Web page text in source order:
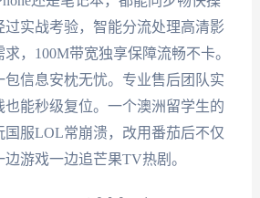
实战考验，智能分流处理高清影
，100M带宽独享保障流畅不卡。
信息安枕无忧。专业售后团队实
也能秒级复位。一个澳洲留学生的
国服LOL常崩溃，改用番茄后不仅
游戏一边追芒果TV热剧。